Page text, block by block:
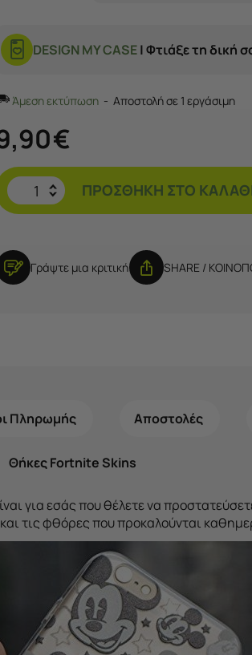
DESIGN MY CASE| Φτιάξε τη δική
Άμεση εκτύπωση Αποστολή σε 1 εργάσιμη
€
ΠΡΟΣΘΉΚΗ ΣΤΟ
Γράψτε μια κριτική SHARE /
Πληρωμής Αποστολές
Θήκες Fortnite Skins
για εσάς που θέλετε να
τις φθόρες που προκαλούνται